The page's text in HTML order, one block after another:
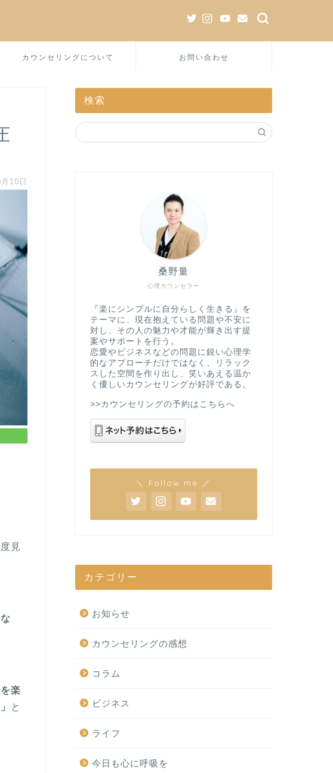
カウンセリングについて お問い合わせ
10日
見
楽
と
検索
心理カウンセラー
桑野量
『楽にシンプルに自分らしく生きる』を
テーマに、現在抱えている問題や不安に
対し、その人の魅力や才能が輝き出す提
案やサポートを行う。
恋愛やビジネスなどの問題に鋭い心理学
的なアプローチだけではなく、リラック
スした空間を作り出し、笑いあえる温か
く優しいカウンセリングが好評である。
>>カウンセリングの予約はこちらへ
＼ Follow me ／
カテゴリー
お知らせ
カウンセリングの感想
コラム
ビジネス
ライフ
今日も心に呼吸を